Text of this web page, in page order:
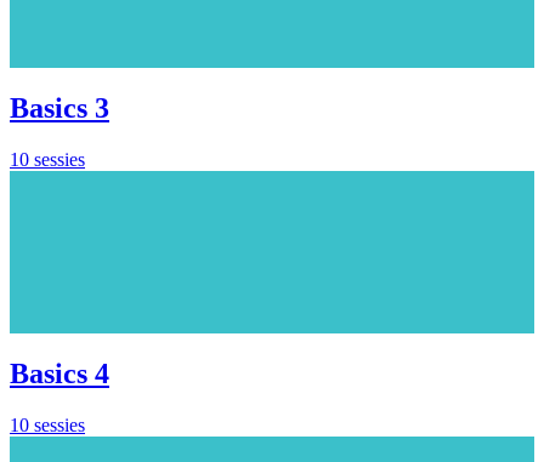
Basics 3
10 sessies
Basics 4
10 sessies